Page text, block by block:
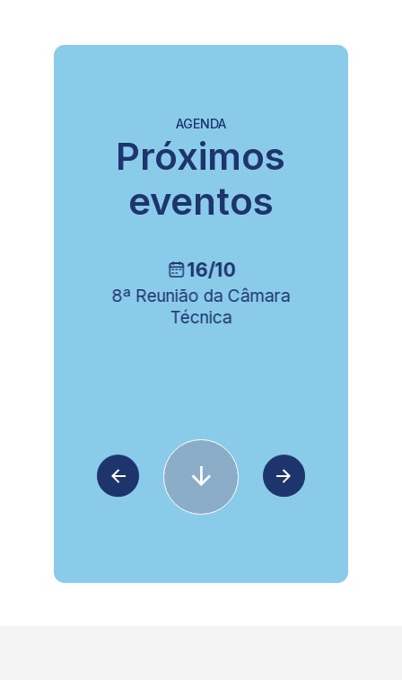
AGENDA
Próximos
eventos
16/10
8ª Reunião da Câmara
Técnica